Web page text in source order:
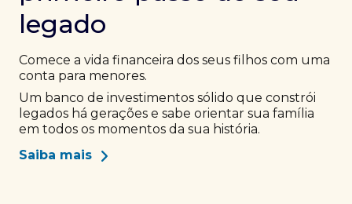
legado
Comece a vida financeira dos seus filhos com uma
conta para menores.
Um banco de investimentos sólido que constrói
legados há gerações e sabe orientar sua família
em todos os momentos da sua história.
Saiba mais